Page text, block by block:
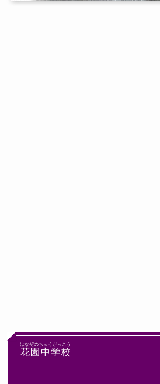
花園中学校
はなぞのちゅうがっこう